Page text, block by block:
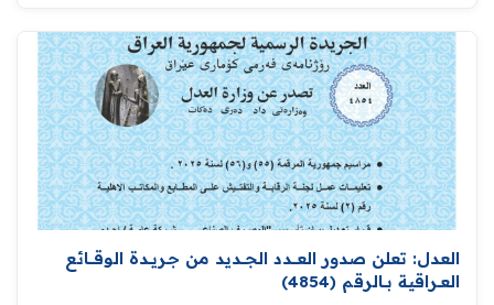
العدل: تعلن صدور العــــدد الجـــديد من جـريــدة ‏الوقــــائع
العــراقية بــالرقم (4854)‏